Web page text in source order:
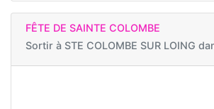
FÊTE DE SAINTE COLOMBE
Sortir à STE COLOMBE SUR LOING